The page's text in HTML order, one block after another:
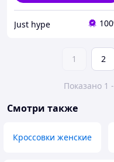
Just hype
1 2
Показано 1
Смотри также
Кроссовки женские